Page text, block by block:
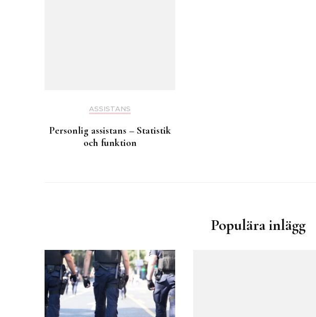
ASSISTANS
Personlig assistans – Statistik
och funktion
Populära inlägg